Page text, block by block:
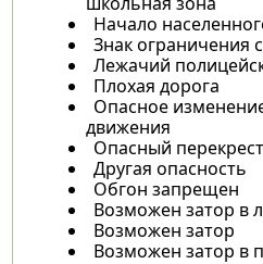
Начало
Знак ограничения
Лежачий
Плохая дорога
Опасное
движения
Опасный
Другая опасность
Обгон запрещен
Возможен затор в
Возможен затор
Возможен затор в